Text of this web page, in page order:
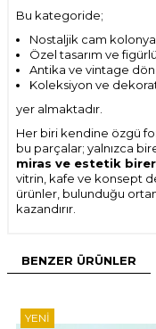
Bu kategoride;
Nostaljik cam
Özel tasarım ve
Antika ve vintage
Koleksiyon ve
yer almaktadır.
Her biri kendine özgü
bu parçalar; yalnızca
miras ve estetik
vitrin, kafe ve konsept
ürünler, bulunduğu
kazandırır.
BENZER ÜRÜNLER
YENI